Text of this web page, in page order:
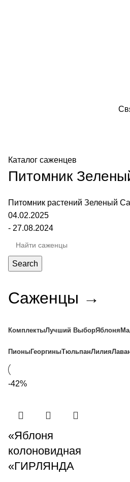
Каталог саженцев
Питомник
Питомник растений Зеленый
04.02.2025
- 27.08.2024
Search
Саженцы →
КомплектыЛучший ВыборЯблоня
ПионыГеоргиныТюльпанЛилия
-42%
«Яблоня
колоновидная
«ГИРЛЯНДА